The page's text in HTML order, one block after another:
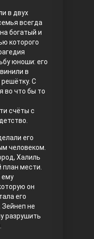
в двух
всегда
богатый и
которого
юноши: его
в
С
во что бы то
счёты с
его
человеком.
Халиль
план мести.
ему
он
его
не
разрушить